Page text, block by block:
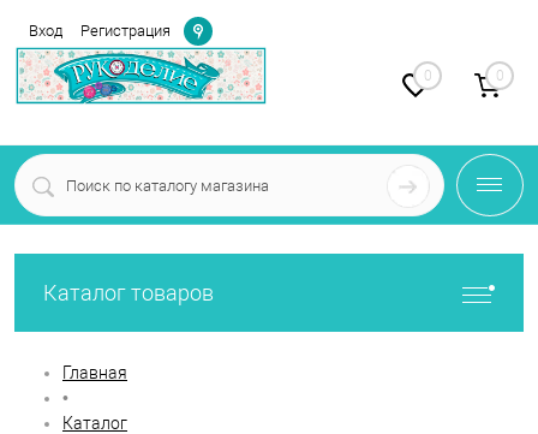
Вход Регистрация
Определение
0 0
Каталог товаров
Главная
•
Каталог